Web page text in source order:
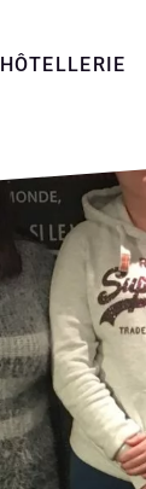
HÔTELLERIE